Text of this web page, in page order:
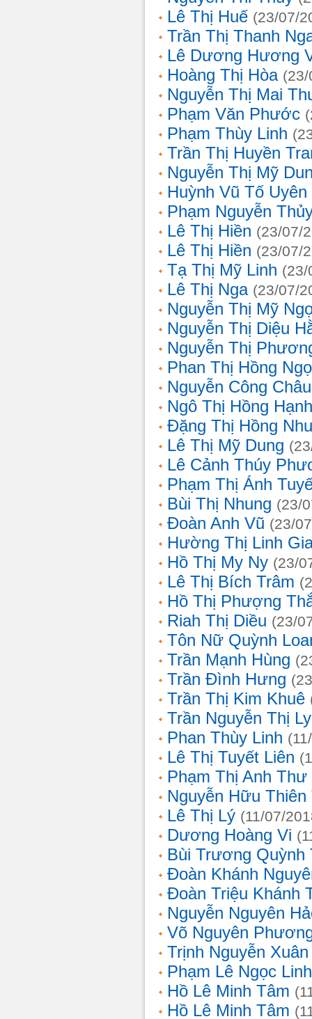
Lê Thị Huế (23/07/
Trần Thị Thanh
Lê Dương Hương
Hoàng Thị Hòa
Nguyễn Thị Mai
Phạm Văn Phước
Phạm Thùy Linh
Trần Thị Huyền
Nguyễn Thị Mỹ
Huỳnh Vũ Tố Uyên
Phạm Nguyễn
Lê Thị Hiền (23/07/
Lê Thị Hiền (23/07/
Tạ Thị Mỹ Linh (23/
Lê Thị Nga (23/07/
Nguyễn Thị Mỹ
Nguyễn Thị Diệu
Nguyễn Thị
Phan Thị Hồng
Nguyễn Công Châu
Ngô Thị Hồng Hạnh
Đặng Thị Hồng
Lê Thị Mỹ Dung
Lê Cảnh Thúy
Phạm Thị Ánh
Bùi Thị Nhung (23/
Đoàn Anh Vũ (23/
Hường Thị Linh
Hồ Thị My Ny (23/
Lê Thị Bích Trâm
Hồ Thị Phượng
Riah Thị Diều (23/
Tôn Nữ Quỳnh
Trần Mạnh Hùng
Trần Đình Hưng
Trần Thị Kim Khuê
Trần Nguyễn Thị
Phan Thùy Linh
Lê Thị Tuyết Liên
Phạm Thị Anh Thư
Nguyễn Hữu Thiên
Lê Thị Lý (11/07/
Dương Hoàng Vi
Bùi Trương Quỳnh
Đoàn Khánh
Đoàn Triệu Khánh
Nguyễn Nguyên
Võ Nguyên
Trịnh Nguyễn
Phạm Lê Ngọc Linh
Hồ Lê Minh Tâm
Hồ Lê Minh Tâm